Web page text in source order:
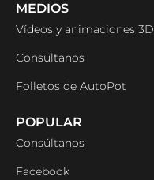
MEDIOS
Vídeos y animaciones 3D
Consúltanos
Folletos de AutoPot
POPULAR
Consúltanos
Facebook